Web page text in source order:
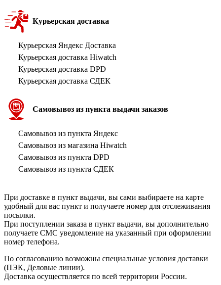
Курьерская доставка
Курьерская Яндекс Доставка
Курьерская доставка Hiwatch
Курьерская доставка DPD
Курьерская доставка СДЕК
Самовывоз из пункта выдачи заказов
Самовывоз из пункта Яндекс
Самовывоз из магазина Hiwatch
Самовывоз из пункта DPD
Самовывоз из пункта СДЕК
При доставке в пункт выдачи, вы сами выбираете на карте
удобный для вас пункт и получаете номер для отслеживания
посылки.
При поступлении заказа в пункт выдачи, вы дополнительно
получаете СМС уведомление на указанный при оформлении
номер телефона.
По согласованию возможны специальные условия доставки
(ПЭК, Деловые линии).
Доставка осуществляется по всей территории России.